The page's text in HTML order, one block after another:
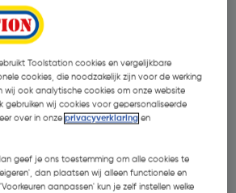
Toolstation cookies en vergelijkbare
cookies, die noodzakelijk zijn voor de werking
wij ook analytische cookies om onze website
gebruiken wij cookies voor gepersonaliseerde
over in onzeprivacyverklaring en
geef je ons toestemming om alle cookies te
dan plaatsen wij alleen functionele en
aanpassen' kun je zelf instellen welke